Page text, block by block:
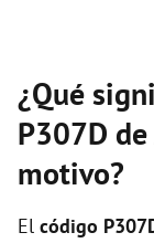
¿Qué
P307D
motivo?
El código